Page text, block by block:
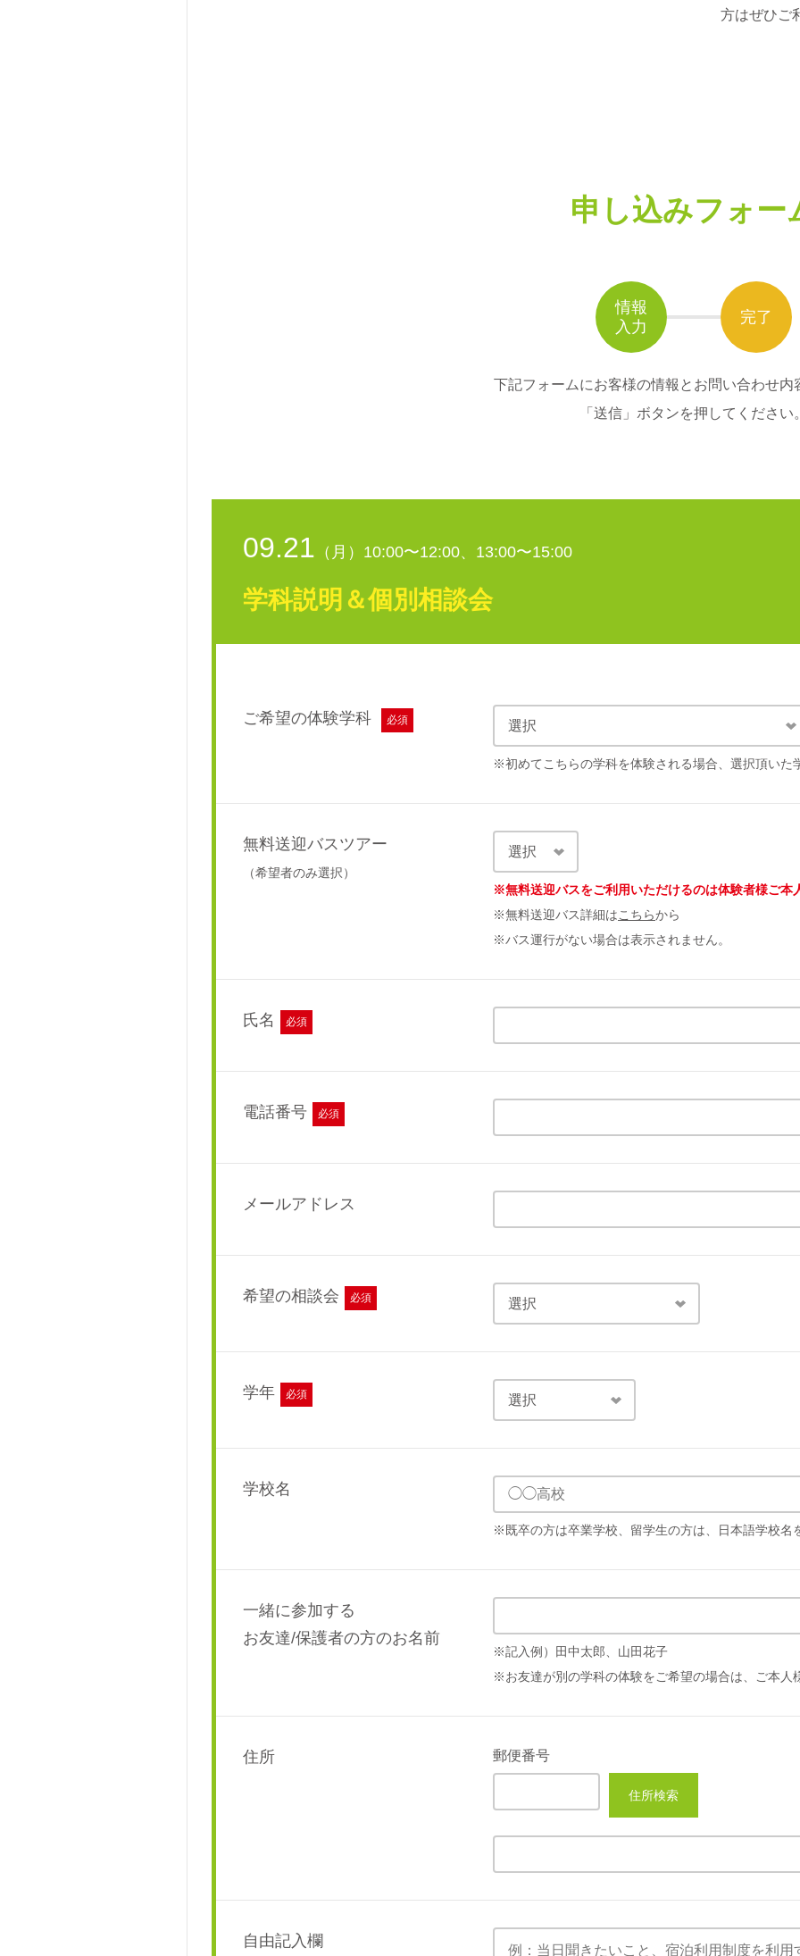
方はぜひご
申し込みフォー
情報
入力
完了
下記フォームにお客様の情報とお問い合わせ内
「送信」ボタンを押してください。
09.21 （月）10:00〜12:00、13:00〜15:00
学科説明＆個別相談会
ご希望の体験学科 必須
※初めてこちらの学科を体験される場合、選択頂いた
無料送迎バスツアー
（希望者のみ選択）
※無料送迎バスをご利用いただけるのは体験者様ご本
※無料送迎バス詳細はこちらから
※バス運行がない場合は表示されません。
氏名 必須
電話番号 必須
メールアドレス
希望の相談会 必須
学年 必須
学校名
※既卒の方は卒業学校、留学生の方は、日本語学校名
一緒に参加する
お友達/保護者の方のお名前
※記入例）田中太郎、山田花子
※お友達が別の学科の体験をご希望の場合は、ご本人
住所 郵便番号
住所検索
自由記入欄